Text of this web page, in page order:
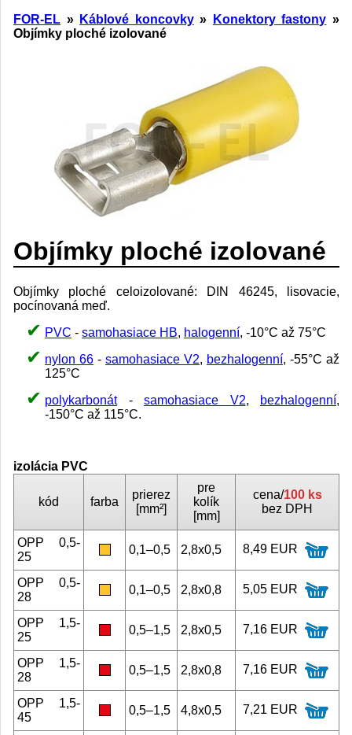
FOR-EL » Káblové koncovky» Konektory fastony »
Objímky ploché izolované
Objímky ploché izolované
Objímky ploché celoizolované: DIN 46245, lisovacie,
pocínovaná meď.
PVC - samohasiace HB, halogenní, -10°C až 75°C
nylon 66 - samohasiace V2, bezhalogenní, -55°C až
125°C
polykarbonát- samohasiace V2, bezhalogenní,
-150°C až 115°C.
izolácia PVC
kód farba
prierez
[mm²]
pre
kolík
[mm]
cena/100 ks
bez DPH
OPP 0,5-
25
0,1–0,5 2,8x0,5 8,49 EUR
OPP 0,5-
28
0,1–0,5 2,8x0,8 5,05 EUR
OPP 1,5-
25
0,5–1,5 2,8x0,5 7,16 EUR
OPP 1,5-
28
0,5–1,5 2,8x0,8 7,16 EUR
OPP 1,5-
45
0,5–1,5 4,8x0,5 7,21 EUR